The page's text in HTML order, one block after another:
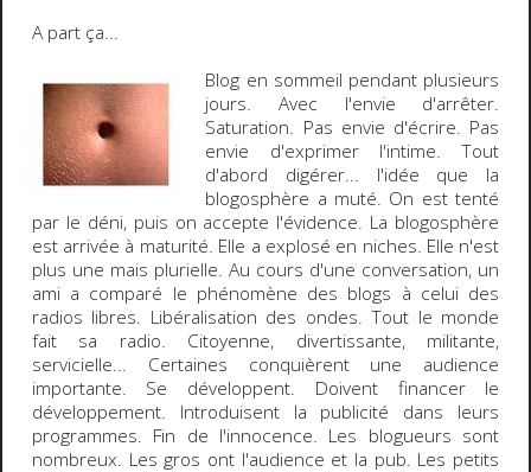
A part ça...
Blog en sommeil pendant plusieurs
jours. Avec l'envie d'arrêter.
Saturation. Pas envie d'écrire. Pas
envie d'exprimer l'intime. Tout
d'abord digérer... l'idée que la
blogosphère a muté. On est tenté
par le déni, puis on accepte l'évidence. La blogosphère
est arrivée à maturité. Elle a explosé en niches. Elle n'est
plus une mais plurielle. Au cours d'une conversation, un
ami a comparé le phénomène des blogs à celui des
radios libres. Libéralisation des ondes. Tout le monde
fait sa radio. Citoyenne, divertissante, militante,
servicielle... Certaines conquièrent une audience
importante. Se développent. Doivent financer le
développement. Introduisent la publicité dans leurs
programmes. Fin de l'innocence. Les blogueurs sont
nombreux. Les gros ont l'audience et la pub. Les petits